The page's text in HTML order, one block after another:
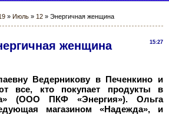
» Июль » 12 » Энергичная женщина
15:27
женщина
Ведерникову в Печенкино и
все, кто покупает продукты в
(ООО ПКФ «Энергия»). Ольга
магазином «Надежда», и